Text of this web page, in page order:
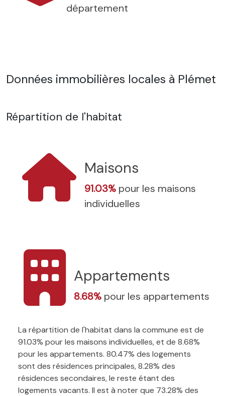
département
Données immobilières locales à Plémet
Répartition de l'habitat
Maisons
91.03% pour les maisons
individuelles
Appartements
8.68% pour les appartements
La répartition de l'habitat dans la commune est de
91.03% pour les maisons individuelles, et de 8.68%
pour les appartements. 80.47% des logements
sont des résidences principales, 8.28% des
résidences secondaires, le reste étant des
logements vacants. Il est à noter que 73.28% des